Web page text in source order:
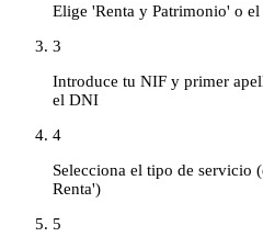
Elige 'Renta y Patrimonio' o el
3
Introduce tu NIF y primer
el DNI
4
Selecciona el tipo de servicio
Renta')
5